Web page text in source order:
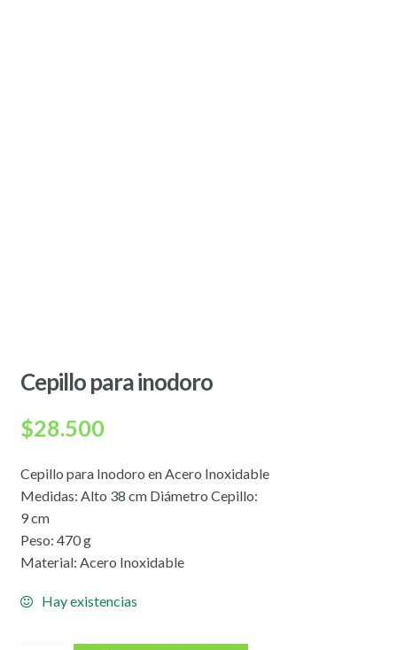
Cepillo para inodoro
$28.500
Cepillo para Inodoro en Acero Inoxidable
Medidas: Alto 38 cm Diámetro Cepillo:
9 cm
Peso: 470 g
Material: Acero Inoxidable
Hay existencias